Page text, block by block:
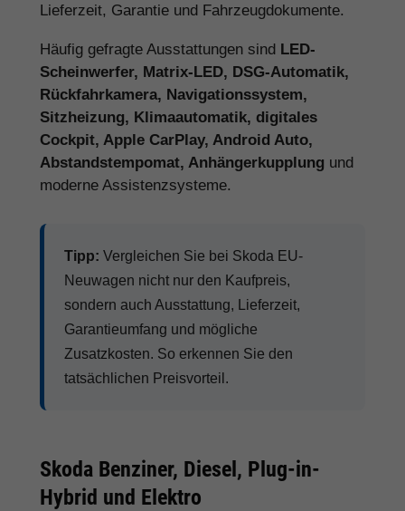
Lieferzeit, Garantie und Fahrzeugdokumente.
Häufig gefragte Ausstattungen sind LED-
Scheinwerfer, Matrix-LED, DSG-Automatik,
Rückfahrkamera, Navigationssystem,
Sitzheizung, Klimaautomatik, digitales
Cockpit, Apple CarPlay, Android Auto,
Abstandstempomat, Anhängerkupplung und
moderne Assistenzsysteme.
Tipp: Vergleichen Sie bei Skoda EU-
Neuwagen nicht nur den Kaufpreis,
sondern auch Ausstattung, Lieferzeit,
Garantieumfang und mögliche
Zusatzkosten. So erkennen Sie den
tatsächlichen Preisvorteil.
Skoda Benziner, Diesel, Plug-in-
Hybrid und Elektro